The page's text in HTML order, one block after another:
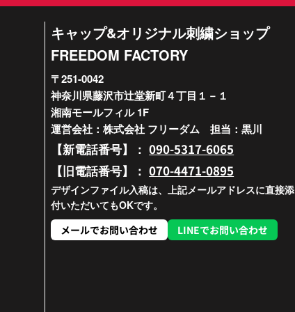
キャップ&オリジナル刺繍ショップ
FREEDOM FACTORY
〒251-0042
神奈川県藤沢市辻堂新町４丁目１－１
湘南モールフィル 1F
運営会社：株式会社 フリーダム 担当：黒川
【新電話番号】：090-5317-6065
【旧電話番号】：070-4471-0895
デザインファイル入稿は、上記メールアドレスに直接添
付いただいてもOKです。
メールでお問い合わせ
LINEでお問い合わせ